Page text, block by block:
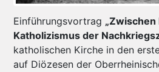
Einführungsvortrag
Katholizismus der
katholischen Kirche in den
auf Diözesen der